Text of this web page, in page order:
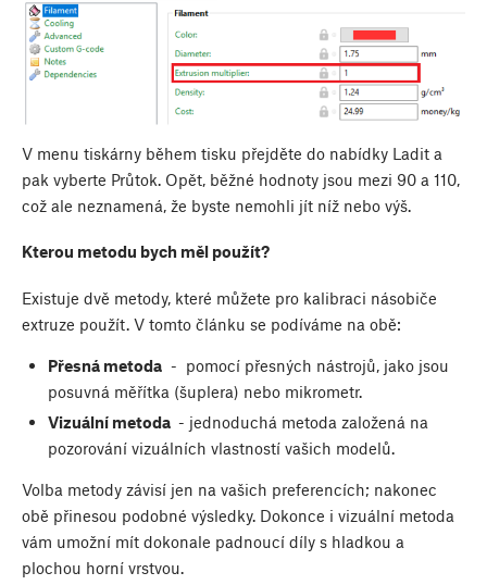
V menu tiskárny během tisku přejděte do nabídky Ladit a
pak vyberte Průtok. Opět, běžné hodnoty jsou mezi 90 a 110,
což ale neznamená, že byste nemohli jít níž nebo výš.
Kterou metodu bych měl použít?
Existuje dvě metody, které můžete pro kalibraci násobiče
extruze použít. V tomto článku se podíváme na obě:
Přesná metoda- pomocí přesných nástrojů, jako jsou
posuvná měřítka (šuplera) nebo mikrometr.
Vizuální metoda - jednoduchá metoda založená na
pozorování vizuálních vlastností vašich modelů.
Volba metody závisí jen na vašich preferencích; nakonec
obě přinesou podobné výsledky. Dokonce i vizuální metoda
vám umožní mít dokonale padnoucí díly s hladkou a
plochou horní vrstvou.